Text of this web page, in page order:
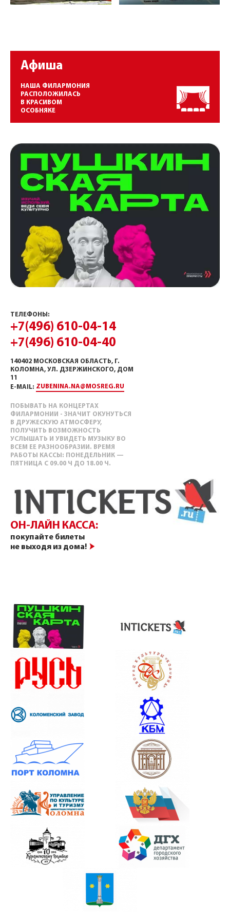
Афиша
НАША ФИЛАРМОНИЯ
РАСПОЛОЖИЛАСЬ
В КРАСИВОМ
ОСОБНЯКЕ
ТЕЛЕФОНЫ:
+7(496) 610-04-14
+7(496) 610-04-40
140402 МОСКОВСКАЯ ОБЛАСТЬ, Г.
КОЛОМНА, УЛ. ДЗЕРЖИНСКОГО, ДОМ
11
E-MAIL: ZUBENINA.NA@MOSREG.RU
ПОБЫВАТЬ НА КОНЦЕРТАХ
ФИЛАРМОНИИ - ЗНАЧИТ ОКУНУТЬСЯ
В ДРУЖЕСКУЮ АТМОСФЕРУ,
ПОЛУЧИТЬ ВОЗМОЖНОСТЬ
УСЛЫШАТЬ И УВИДЕТЬ МУЗЫКУ ВО
ВСЕМ ЕЕ РАЗНООБРАЗИИ. ВРЕМЯ
РАБОТЫ КАССЫ: ПОНЕДЕЛЬНИК —
ПЯТНИЦА С 09.00 Ч ДО 18.00 Ч.
ОН-ЛАЙН КАССА:
покупайте билеты
не выходя из дома!